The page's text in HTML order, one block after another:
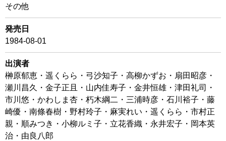
その他
発売日
1984-08-01
出演者
榊原郁恵・遥くらら・弓沙知子・高柳かずお・扇田昭彦・
瀬川昌久・金子正且・山内佳寿子・金井恒雄・津田礼司・
市川悠・かわしま杏・朽木綱二・三浦時彦・石川裕子・藤
崎優・南條春樹・野村玲子・麻実れい・遥くらら・市村正
親・順みつき・小柳ルミ子・立花香織・永井宏子・岡本英
治・由良八郎